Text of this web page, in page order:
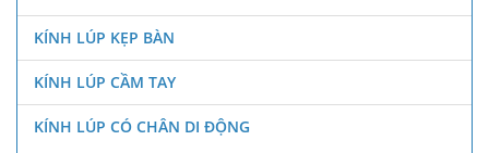
KÍNH LÚP KẸP BÀN
KÍNH LÚP CẦM TAY
KÍNH LÚP CÓ CHÂN DI ĐỘNG